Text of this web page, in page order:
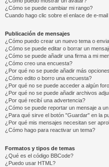
¿Cómo se puede cambiar mi rango?
Cuando hago clic sobre el enlace de e-
Publicación de mensajes
¿Cómo puedo crear un nuevo tema o
¿Cómo se puede editar o borrar un
¿Cómo se puede añadir una firma a mi
¿Cómo creo una encuesta?
¿Por qué no se puede añadir más
¿Cómo edito o borro una encuesta?
¿Por qué no se puede acceder a algún
¿Por qué no se puede añadir archivos
¿Por qué recibí una advertencia?
¿Cómo se puede reportar un mensaje a
¿Para qué sirve el botón "Guardar" en la
¿Por qué mis mensajes necesitan ser
¿Cómo hago para reactivar un tema?
Formatos y tipos de temas
¿Qué es el código BBCode?
¿Puedo usar HTML?